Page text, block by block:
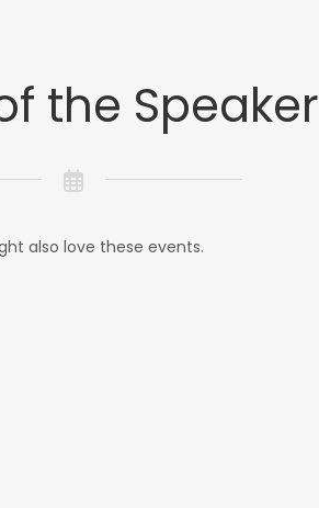
the Speaker
also love these events.